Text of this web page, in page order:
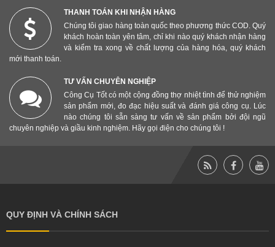
THANH TOÁN KHI NHẬN HÀNG
Chúng tôi giao hàng toàn quốc theo phương thức COD. Quý
khách hoàn toàn yên tâm, chỉ khi nào quý khách nhận hàng
và kiểm tra xong về chất lượng của hàng hóa, quý khách
mới thanh toán.
TƯ VẤN CHUYÊN NGHIỆP
Công Cụ Tốt có một cộng đồng thợ nhiệt tình để thử nghiệm
sản phẩm mới, đo đạc hiệu suất và đánh giá công cụ. Lúc
nào chúng tôi sẵn sàng tư vấn về sản phẩm bởi đội ngũ
chuyên nghiệp và giầu kinh nghiệm. Hãy gọi điện cho chúng tôi !
QUY ĐỊNH VÀ CHÍNH SÁCH